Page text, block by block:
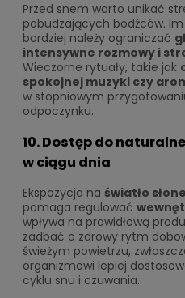
Przed snem warto unikać
pobudzających bodźców.
bardziej należy ograniczać
intensywne rozmowy i
Wieczorne rytuały, takie jak
spokojnej muzyki czy
w stopniowym
odpoczynku.
10. Dostęp do
w ciągu dnia
Ekspozycja na światło
pomaga regulować
wpływa na prawidłową
zadbać o zdrowy rytm
świeżym powietrzu,
organizmowi lepiej
cyklu snu i czuwania.